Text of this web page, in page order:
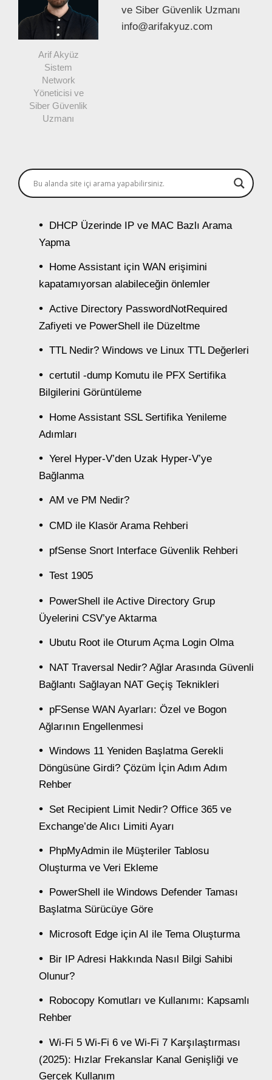
Arif Akyüz
Sistem
Network
Yöneticisi ve
Siber Güvenlik
Uzmanı
ve Siber Güvenlik Uzmanı
info@arifakyuz.com
DHCP Üzerinde IP ve MAC Bazlı Arama
Yapma
Home Assistant için WAN erişimini
kapatamıyorsan alabileceğin önlemler
Active Directory PasswordNotRequired
Zafiyeti ve PowerShell ile Düzeltme
TTL Nedir? Windows ve Linux TTL Değerleri
certutil -dump Komutu ile PFX Sertifika
Bilgilerini Görüntüleme
Home Assistant SSL Sertifika Yenileme
Adımları
Yerel Hyper-V’den Uzak Hyper-V’ye
Bağlanma
AM ve PM Nedir?
CMD ile Klasör Arama Rehberi
pfSense Snort Interface Güvenlik Rehberi
Test 1905
PowerShell ile Active Directory Grup
Üyelerini CSV’ye Aktarma
Ubutu Root ile Oturum Açma Login Olma
NAT Traversal Nedir? Ağlar Arasında Güvenli
Bağlantı Sağlayan NAT Geçiş Teknikleri
pFSense WAN Ayarları: Özel ve Bogon
Ağlarının Engellenmesi
Windows 11 Yeniden Başlatma Gerekli
Döngüsüne Girdi? Çözüm İçin Adım Adım
Rehber
Set Recipient Limit Nedir? Office 365 ve
Exchange’de Alıcı Limiti Ayarı
PhpMyAdmin ile Müşteriler Tablosu
Oluşturma ve Veri Ekleme
PowerShell ile Windows Defender Taması
Başlatma Sürücüye Göre
Microsoft Edge için AI ile Tema Oluşturma
Bir IP Adresi Hakkında Nasıl Bilgi Sahibi
Olunur?
Robocopy Komutları ve Kullanımı: Kapsamlı
Rehber
Wi-Fi 5 Wi-Fi 6 ve Wi-Fi 7 Karşılaştırması
(2025): Hızlar Frekanslar Kanal Genişliği ve
Gerçek Kullanım